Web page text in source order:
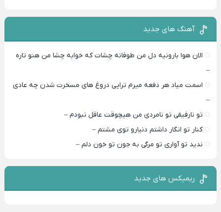
آهنگ های جدید
الان هوا بارونیه دل من طوفانه چشات که خوابه چشا من هنو تاره
–
اسمت میاد هر دفعه میرم تراپی دروغ‌ های مسخرت شدن چه عادی
–
تو نارفیقی تو نامردی من هیچوقت عاقل نبودم –
کنار تو انگار داشتم دنیارو توی مشتم –
ندید تو آواری تو مرگی به جون تو خون دلم –
ریمیکس های جدید